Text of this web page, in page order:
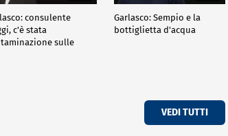
consulente
c'è stata
sulle
Garlasco: Sempio e la
bottiglietta d'acqua
VEDI TUTTI